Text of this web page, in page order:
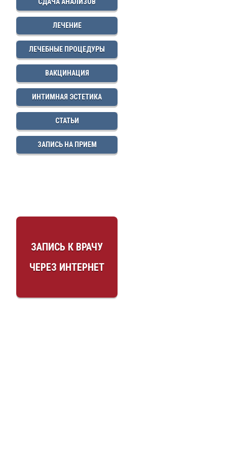
ЛЕЧЕНИЕ
ЛЕЧЕБНЫЕ ПРОЦЕДУРЫ
ВАКЦИНАЦИЯ
ИНТИМНАЯ ЭСТЕТИКА
СТАТЬИ
ЗАПИСЬ НА ПРИЕМ
ЗАПИСЬ К ВРАЧУ
ЧЕРЕЗ ИНТЕРНЕТ